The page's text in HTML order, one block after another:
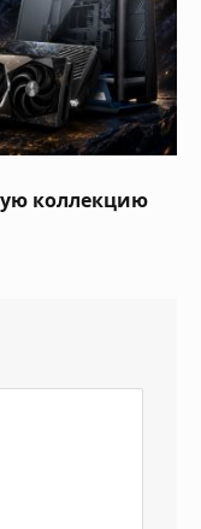
коллекцию